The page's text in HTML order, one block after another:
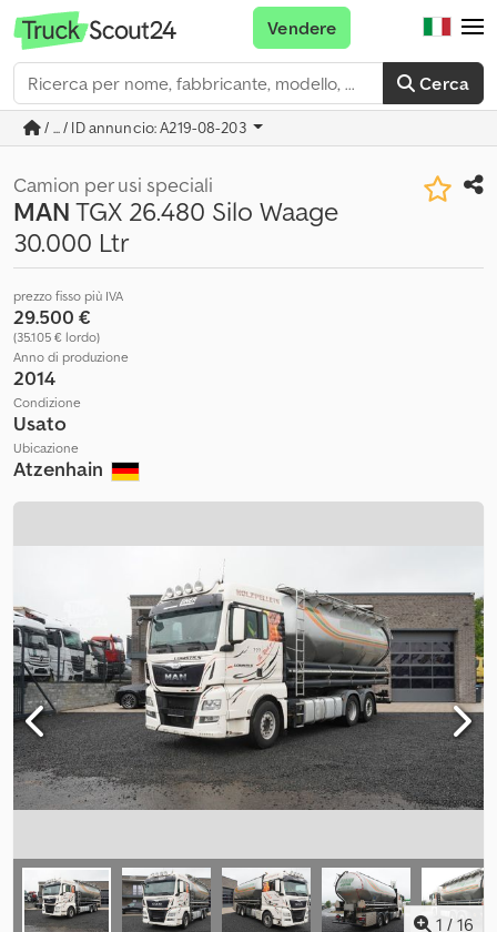
Cerca
Vendere
/ ... / ID annuncio: A219-08-203
Camion per usi speciali
MANTGX 26.480 Silo Waage
30.000 Ltr
prezzo fisso più IVA
29.500 €
(35.105 € lordo)
Anno di produzione
2014
Condizione
Usato
Ubicazione
Atzenhain
1 / 16